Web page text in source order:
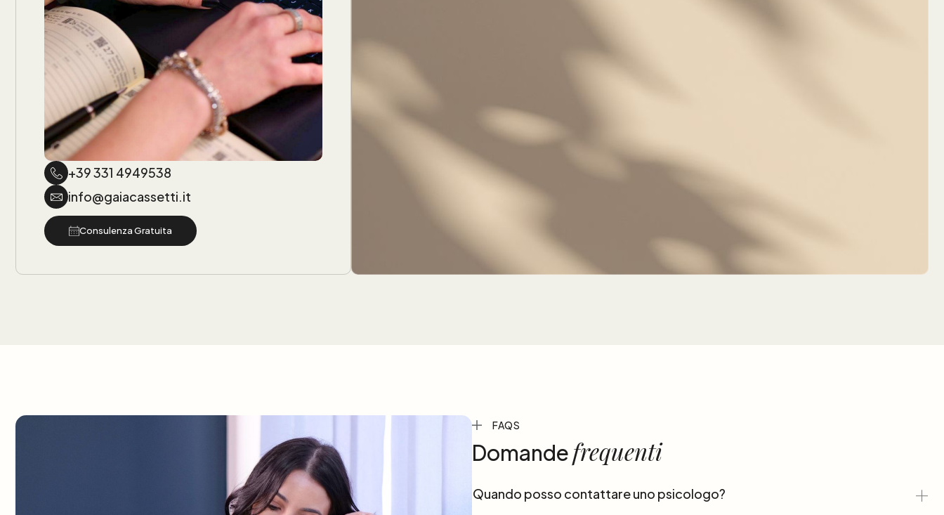
+39 331 4949538
info@gaiacassetti.it
Consulenza Gratuita
FAQS
Domandefrequenti
Quando posso contattare uno psicologo?